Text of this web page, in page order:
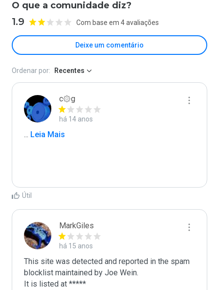
O que a comunidade diz?
1.9 Com base em 4 avaliações
Deixe um comentário
Ordenar por: Recentes
c۞g
há 14 anos
... Leia Mais
Útil
MarkGiles
há 15 anos
This site was detected and reported in the spam
blocklist maintained by Joe Wein.
It is listed at *****